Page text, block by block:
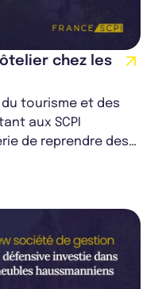
chez les
tourisme et des
aux SCPI
de reprendre des
interroger la